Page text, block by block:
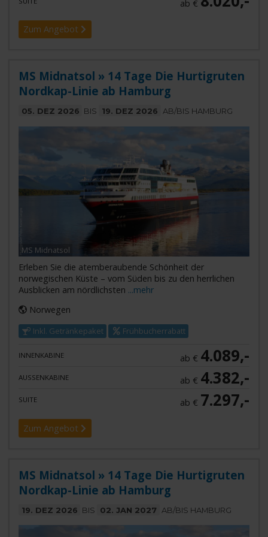
ab €
Zum Angebot
MS Midnatsol » 14 Tage Die Hurtigruten
Nordkap-Linie ab Hamburg
05. DEZ 2026 BIS 19. DEZ 2026 AB/BIS HAMBURG
MS Midnatsol
Erleben Sie die atemberaubende Schönheit der
norwegischen Küste – vom Süden bis zu den herrlichen
Ausblicken am nördlichsten ...mehr
Norwegen
Inkl. Getränkepaket Frühbucherrabatt
INNENKABINE ab € 4.089,-
AUSSENKABINE ab € 4.382,-
SUITE ab € 7.297,-
Zum Angebot
MS Midnatsol » 14 Tage Die Hurtigruten
Nordkap-Linie ab Hamburg
19. DEZ 2026 BIS 02. JAN 2027 AB/BIS HAMBURG